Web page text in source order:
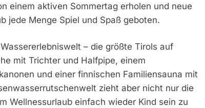
einem aktiven Sommertag erholen und neue
jede Menge Spiel und Spaß geboten.
– die größte Tirols auf
mit Trichter und Halfpipe, einem
und einer finnischen Familiensauna mit
zieht aber nicht nur die
Wellnessurlaub einfach wieder Kind sein zu